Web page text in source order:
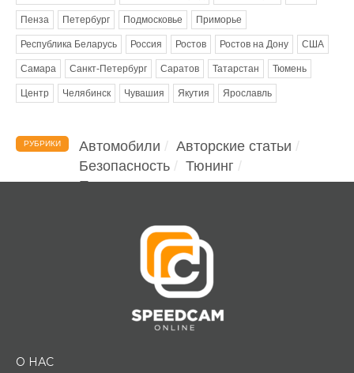
Пенза Петербург Подмосковье Приморье
Республика Беларусь Россия Ростов Ростов на Дону США
Самара Санкт-Петербург Саратов Татарстан Тюмень
Центр Челябинск Чувашия Якутия Ярославль
РУБРИКИ Автомобили
Авторские статьи
Безопасность
Тюнинг
Помощь водителю
О НАС